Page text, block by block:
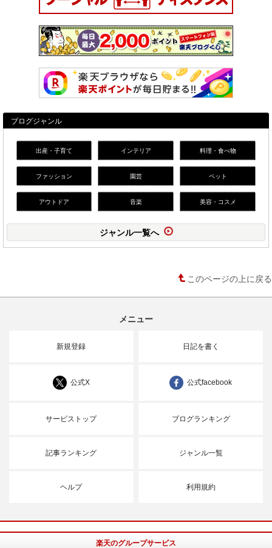
ブログジャンル
出産・子育て インテリア 料理・食べ物
ファッション 園芸 ペット
アウトドア 音楽 美容・コスメ
ジャンル一覧へ
このページの上に戻る
メニュー
新規登録 日記を書く
公式X 公式facebook
サービストップ ブログランキング
記事ランキング ジャンル一覧
ヘルプ 利用規約
楽天のグループサービス